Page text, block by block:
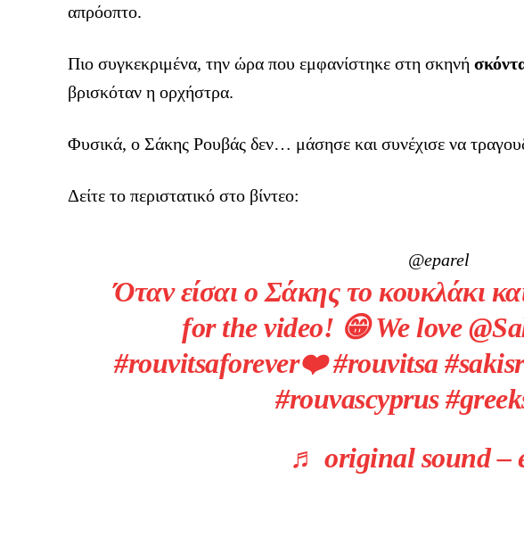
απρόοπτο.
Πιο συγκεκριμένα, την ώρα που εμφανίστηκε στη σκηνή
βρισκόταν η ορχήστρα.
Φυσικά, ο Σάκης Ρουβάς δεν… μάσησε και συνέχισε να
Δείτε το περιστατικό στο βίντεο:
@eparel
Όταν είσαι ο Σάκης το κουκλάκι
for the video! 😁 We love
#rouvitsaforever❤️ #rouvitsa
#rouvascyprus
♬ original sound –